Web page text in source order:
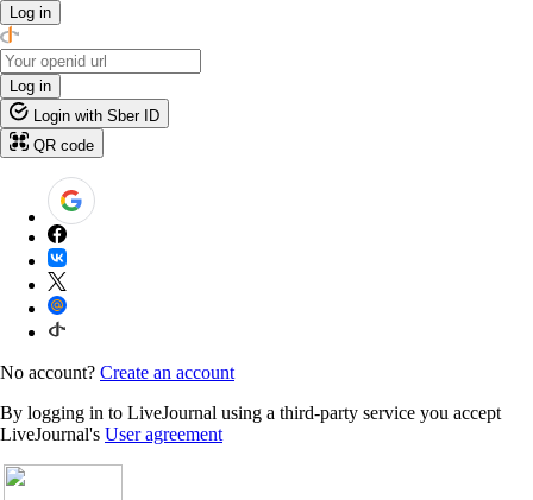
Log in
Log in
Login with Sber ID
QR code
No account? Create an account
By logging in to LiveJournal using a third-party service you accept
LiveJournal's User agreement